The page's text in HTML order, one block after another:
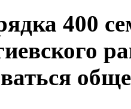
400